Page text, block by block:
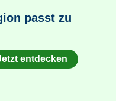
passt zu
entdecken